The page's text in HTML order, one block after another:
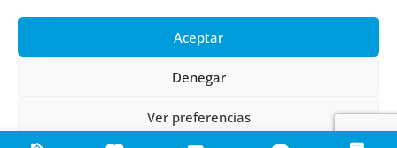
Aceptar
Denegar
Ver preferencias
Política de privacidad
Boulders